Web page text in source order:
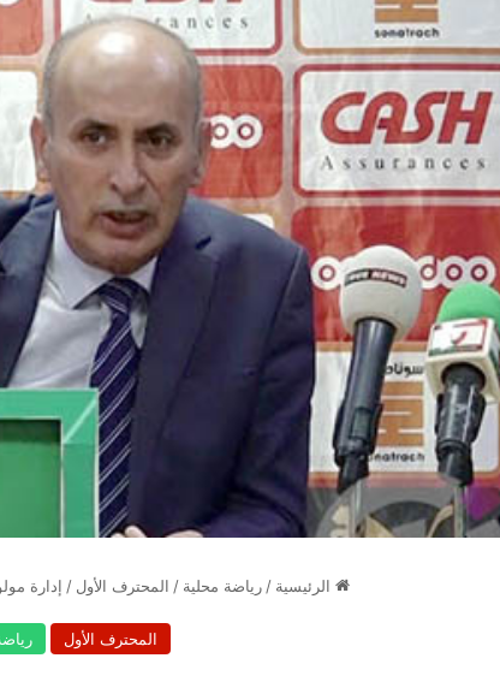
الرئيسية / رياضة محلية / المحترف الأول / إدارة
المحترف الأول